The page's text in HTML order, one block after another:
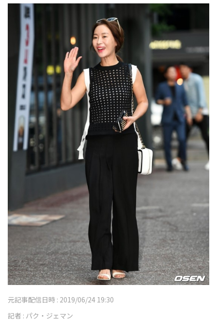
元記事配信日時 : 2019/06/24 19:30
記者 : パク・ジェマン